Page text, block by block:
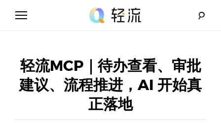
流
_
轻流MCP｜待办查看、审批
建议、流程推进，AI 开始真
正落地